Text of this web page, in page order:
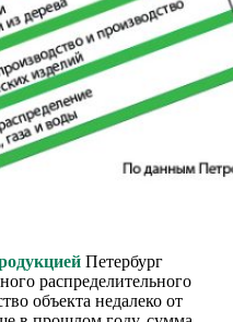
Петербург
распределительного
объекта недалеко от